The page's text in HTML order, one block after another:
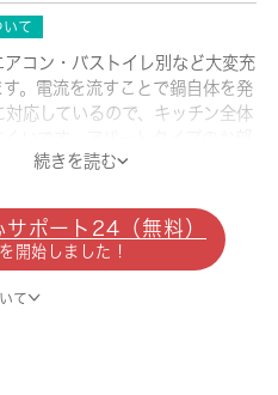
いて
アコン・バストイレ別など大変充
す。電流を流すことで鍋自体を発
対応しているので、キッチン全体
やすい環境が嬉しい賃貸物件で
元で地域の住まいをご提供して
ュニティは、京王線つつじヶ丘
報を豊富に取り揃え、お待ちして
続きを読む
ポート24（無料）
開始しました！
て